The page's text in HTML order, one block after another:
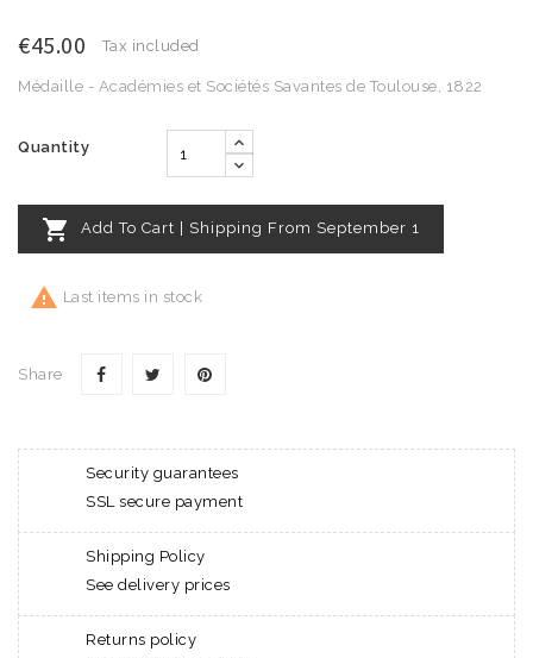
€45.00 Tax included
Médaille - Académies et Sociétés Savantes de Toulouse, 1822
Quantity
 Add To Cart | Shipping From September 1
 Last items in stock
Share
Security guarantees
SSL secure payment
Shipping Policy
See delivery prices
Returns policy